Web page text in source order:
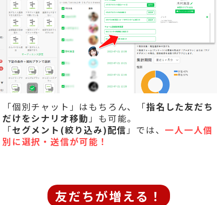
「個別チャット」はもちろん、「指名した友だち
だけをシナリオ移動 」も可能。
「セグメント(絞り込み)配信 」では、 一人一人個
別に選択・送信が可能！
友だちが増える！